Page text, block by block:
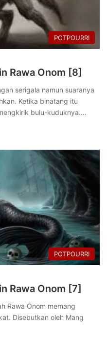
POTPOURRI
Rawa Onom [8]
serigala namun suaranya
Ketika binatang itu
bulu-kuduknya.…
POTPOURRI
Rawa Onom [7]
Rawa Onom memang
Disebutkan oleh Mang